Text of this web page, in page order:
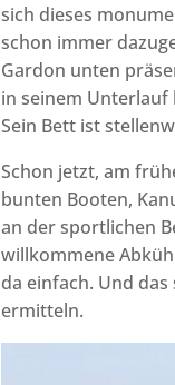
sich dieses
schon immer
Gardon unten
in seinem Unterlauf
Sein Bett ist
Schon jetzt, am
bunten Booten,
an der sportlichen
willkommene
da einfach. Und
ermitteln.